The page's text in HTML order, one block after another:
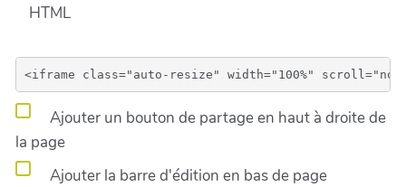
HTML
Ajouter un bouton de partage en haut à droite de
la page
Ajouter la barre d'édition en bas de page